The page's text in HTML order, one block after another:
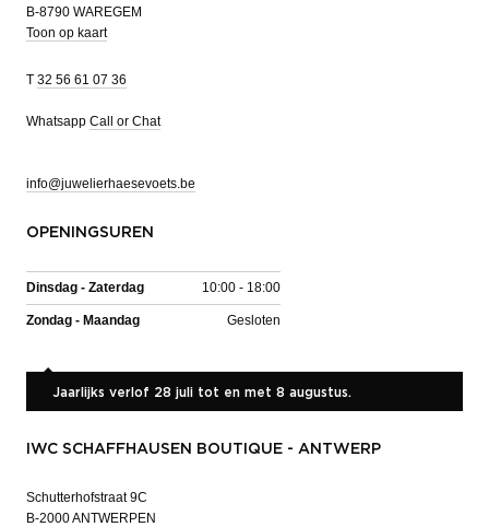
B-8790 WAREGEM
Toon op kaart
T 32 56 61 07 36
Whatsapp Call or Chat
info@juwelierhaesevoets.be
OPENINGSUREN
Dinsdag - Zaterdag 10:00 - 18:00
Zondag - Maandag Gesloten
Jaarlijks verlof 28 juli tot en met 8 augustus.
IWC SCHAFFHAUSEN BOUTIQUE - ANTWERP
Schutterhofstraat 9C
B-2000 ANTWERPEN